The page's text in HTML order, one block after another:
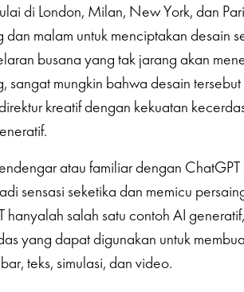
di London, Milan, New York, dan
malam untuk menciptakan desain
busana yang tak jarang akan
sangat mungkin bahwa desain
kreatif dengan kekuatan
atau familiar dengan ChatGPT
sensasi seketika dan memicu
salah satu contoh AI
yang dapat digunakan untuk
teks, simulasi, dan video.